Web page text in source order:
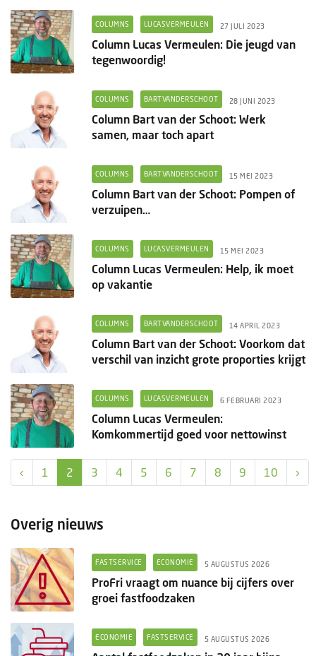
COLUMNS LUCASVERMEULEN 27 JULI 2023
Column Lucas Vermeulen: Die jeugd van
tegenwoordig!
COLUMNS BARTVANDERSCHOOT 28 JUNI 2023
Column Bart van der Schoot: Werk
samen, maar toch apart
COLUMNS BARTVANDERSCHOOT 15 MEI 2023
Column Bart van der Schoot: Pompen of
verzuipen…
COLUMNS LUCASVERMEULEN 15 MEI 2023
Column Lucas Vermeulen: Help, ik moet
op vakantie
COLUMNS BARTVANDERSCHOOT 14 APRIL 2023
Column Bart van der Schoot: Voorkom dat
verschil van inzicht grote proporties krijgt
COLUMNS LUCASVERMEULEN 6 FEBRUARI 2023
Column Lucas Vermeulen:
Komkommertijd goed voor nettowinst
‹ 1 2 3 4 5 6 7 8 9 10 ›
Overig nieuws
FASTSERVICE ECONOMIE 5 AUGUSTUS 2026
ProFri vraagt om nuance bij cijfers over
groei fastfoodzaken
ECONOMIE FASTSERVICE 5 AUGUSTUS 2026